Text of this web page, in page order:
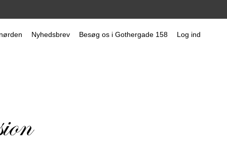
Nyhedsbrev Besøg os i Gothergade 158 Log ind